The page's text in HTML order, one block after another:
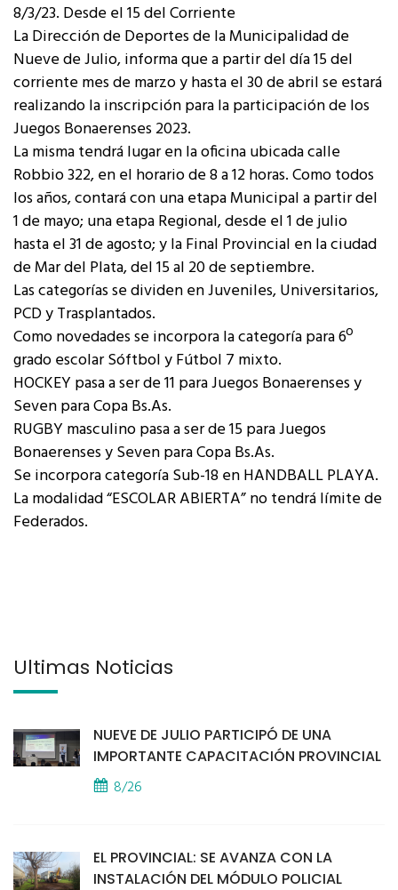
8/3/23. Desde el 15 del Corriente
La Dirección de Deportes de la Municipalidad de
Nueve de Julio, informa que a partir del día 15 del
corriente mes de marzo y hasta el 30 de abril se estará
realizando la inscripción para la participación de los
Juegos Bonaerenses 2023.
La misma tendrá lugar en la oficina ubicada calle
Robbio 322, en el horario de 8 a 12 horas. Como todos
los años, contará con una etapa Municipal a partir del
1 de mayo; una etapa Regional, desde el 1 de julio
hasta el 31 de agosto; y la Final Provincial en la ciudad
de Mar del Plata, del 15 al 20 de septiembre.
Las categorías se dividen en Juveniles, Universitarios,
PCD y Trasplantados.
Como novedades se incorpora la categoría para 6º
grado escolar Sóftbol y Fútbol 7 mixto.
HOCKEY pasa a ser de 11 para Juegos Bonaerenses y
Seven para Copa Bs.As.
RUGBY masculino pasa a ser de 15 para Juegos
Bonaerenses y Seven para Copa Bs.As.
Se incorpora categoría Sub-18 en HANDBALL PLAYA.
La modalidad “ESCOLAR ABIERTA” no tendrá límite de
Federados.
Últimas Noticias
NUEVE DE JULIO PARTICIPÓ DE UNA
IMPORTANTE CAPACITACIÓN PROVINCIAL
8/26
EL PROVINCIAL: SE AVANZA CON LA
INSTALACIÓN DEL MÓDULO POLICIAL